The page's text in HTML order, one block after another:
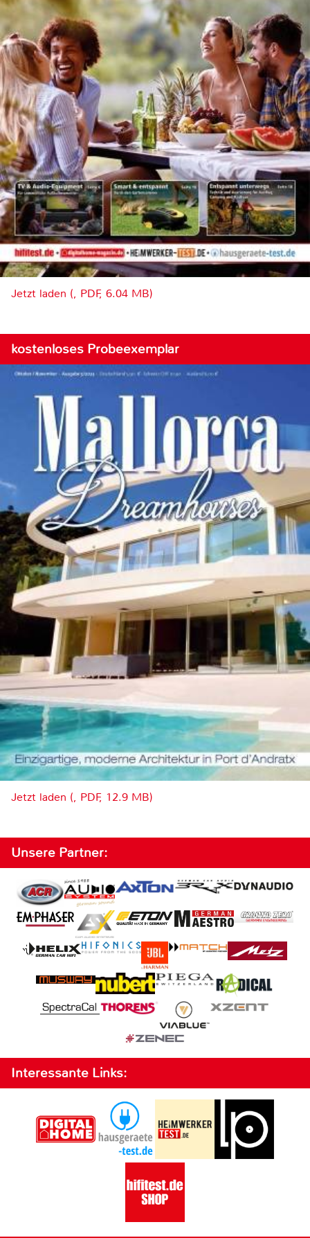
Jetzt laden (, PDF, 6.04 MB)
kostenloses Probeexemplar
Jetzt laden (, PDF, 12.9 MB)
Unsere Partner:
Interessante Links: